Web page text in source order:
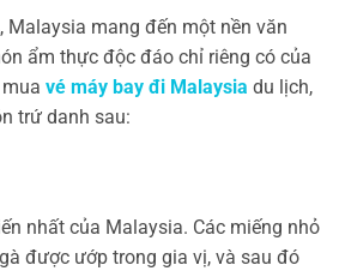
Malaysia mang đến một nền văn
ẩm thực độc đáo chỉ riêng có của
vé máy bay đi Malaysia du lịch,
trứ danh sau:
nhất của Malaysia. Các miếng nhỏ
được ướp trong gia vị, và sau đó